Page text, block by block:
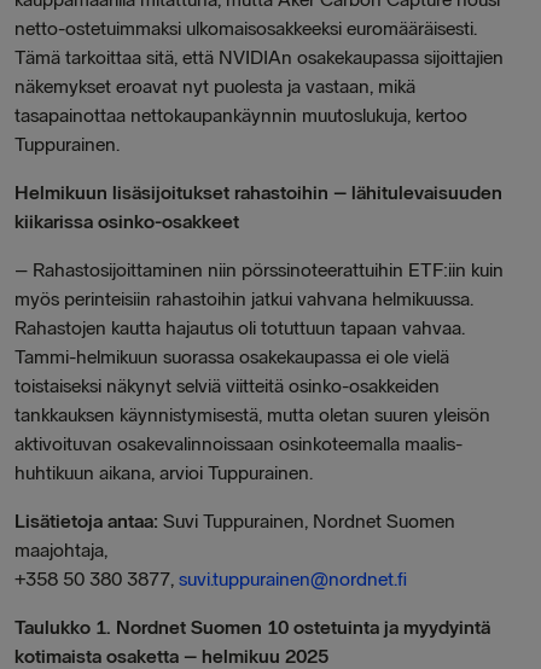
netto-ostetuimmaksi ulkomaisosakkeeksi euromääräisesti.
Tämä tarkoittaa sitä, että NVIDIAn osakekaupassa sijoittajien
näkemykset eroavat nyt puolesta ja vastaan, mikä
tasapainottaa nettokaupankäynnin muutoslukuja, kertoo
Tuppurainen.
Helmikuun lisäsijoitukset rahastoihin – lähitulevaisuuden
kiikarissa osinko-osakkeet
– Rahastosijoittaminen niin pörssinoteerattuihin ETF:iin kuin
myös perinteisiin rahastoihin jatkui vahvana helmikuussa.
Rahastojen kautta hajautus oli totuttuun tapaan vahvaa.
Tammi-helmikuun suorassa osakekaupassa ei ole vielä
toistaiseksi näkynyt selviä viitteitä osinko-osakkeiden
tankkauksen käynnistymisestä, mutta oletan suuren yleisön
aktivoituvan osakevalinnoissaan osinkoteemalla maalis-
huhtikuun aikana, arvioi Tuppurainen.
Lisätietoja antaa: Suvi Tuppurainen, Nordnet Suomen
maajohtaja,
+358 50 380 3877, suvi.tuppurainen@nordnet.fi
Taulukko 1. Nordnet Suomen 10 ostetuinta ja myydyintä
kotimaista osaketta – helmikuu 2025